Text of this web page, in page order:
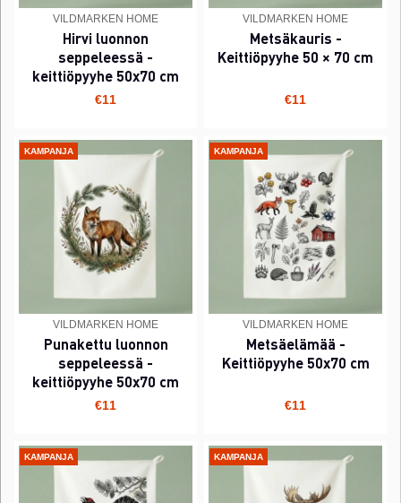
VILDMARKEN HOME
Hirvi luonnon
seppeleessä -
keittiöpyyhe 50x70 cm
€11
VILDMARKEN HOME
Metsäkauris -
Keittiöpyyhe 50 × 70 cm
€11
KAMPANJA
VILDMARKEN HOME
Punakettu luonnon
seppeleessä -
keittiöpyyhe 50x70 cm
€11
KAMPANJA
VILDMARKEN HOME
Metsäelämää -
Keittiöpyyhe 50x70 cm
€11
KAMPANJA KAMPANJA